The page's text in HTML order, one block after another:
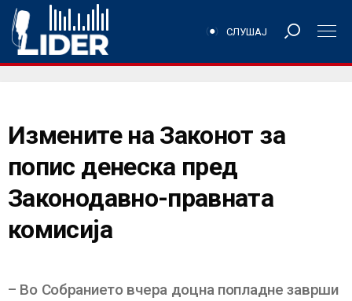
СЛУШАЈ
Измените на Законот за
попис денеска пред
Законодавно-правната
комисија
– Во Собранието вчера доцна попладне заврши